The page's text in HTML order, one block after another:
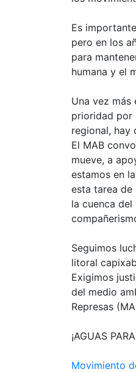
Es
pero en los
para
humana y el
Una vez más
prioridad por
regional, hay
El MAB
mueve, a
estamos en
esta tarea
la cuenca
Seguimos
litoral
Exigimos
del medio
Represas
¡AGUAS
Movimiento